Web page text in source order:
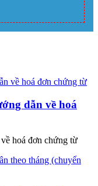
dẫn về hoá
hoá đơn chứng từ